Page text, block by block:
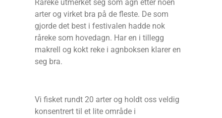
Råreke utmerket seg som agn etter noen
arter og virket bra på de fleste. De som
gjorde det best i festivalen hadde nok
råreke som hovedagn. Har en i tillegg
makrell og kokt reke i agnboksen klarer en
seg bra.
Vi fisket rundt 20 arter og holdt oss veldig
konsentrert til et lite område i